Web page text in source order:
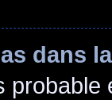
dans